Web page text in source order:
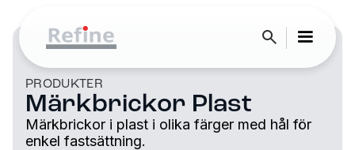
PRODUKTER
Märkbrickor Plast
Märkbrickor i plast i olika färger med hål för
enkel fastsättning.